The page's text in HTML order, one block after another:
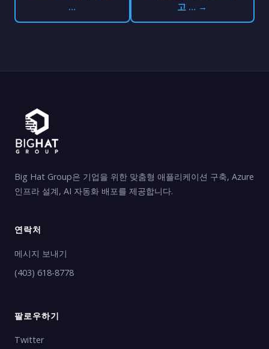
…
고 … →
Big Hat Group은 기업을 위한 맞춤형 애플리케이션 구축, Azure
인프라 설계, AI 자동화 배포를 제공합니다.
연락처
메시지 보내기
(403) 618-8778
팔로우하기
Twitter